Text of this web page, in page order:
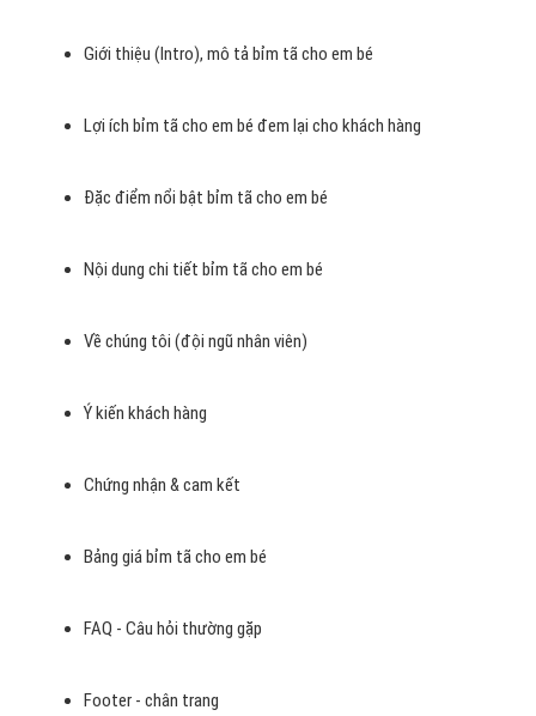
Giới thiệu (Intro), mô tả bỉm tã cho em bé
Lợi ích bỉm tã cho em bé đem lại cho khách hàng
Đặc điểm nổi bật bỉm tã cho em bé
Nội dung chi tiết bỉm tã cho em bé
Về chúng tôi (đội ngũ nhân viên)
Ý kiến khách hàng
Chứng nhận & cam kết
Bảng giá bỉm tã cho em bé
FAQ - Câu hỏi thường gặp
Footer - chân trang